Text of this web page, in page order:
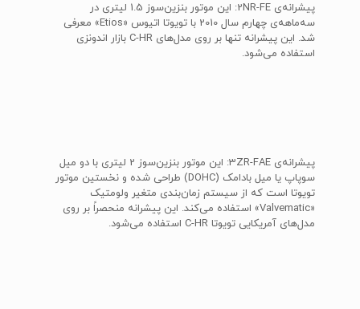
پیشرانه‌ی 2NR-FE: این موتور بنزین‌سوز 1.5 لیتری در
سه‌ماهه‌ی چهارم سال 2010 با تویوتا اتیوس «Etios» معرفی
شد. این پیشرانه تنها بر روی مدل‌های C-HR بازار اندونزی
استفاده می‌شود.
پیشرانه‌ی 3ZR-FAE: این موتور بنزین‌سوز 2 لیتری با دو میل
سوپاپ یا میل بادامک (DOHC) طراحی شده و نخستین موتور
تویوتا است که از سیستم زمان‌بندی متغیر ولومتیک
«Valvematic» استفاده می‌کند. این پیشرانه منحصراً بر روی
مدل‌های آمریکایی تویوتا C-HR استفاده می‌شود.